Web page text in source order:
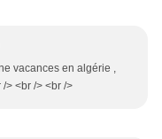
vacances en algérie ,
> <br /> <br />